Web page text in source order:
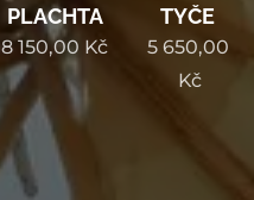
PLACHTA
8 150,00 Kč
TYČE
5 650,00
Kč